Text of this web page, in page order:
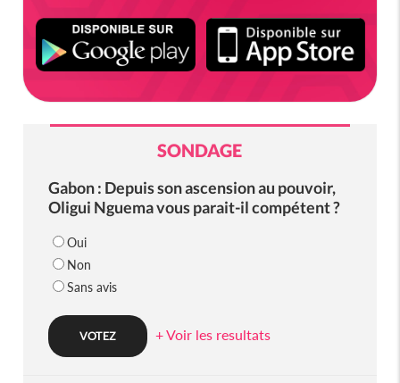
SONDAGE
Gabon : Depuis son ascension au pouvoir,
Oligui Nguema vous parait-il compétent ?
Oui
Non
Sans avis
+ Voir les resultats